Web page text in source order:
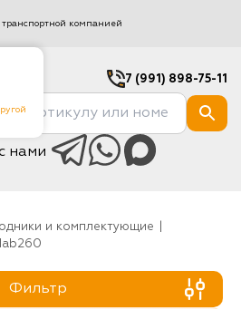
транспортной компанией
7 (991) 898-75-11
нами
и комплектующие
nab260
Фильтр